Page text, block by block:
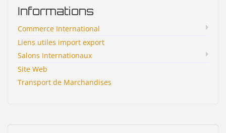
Informations
Commerce International
Liens utiles import export
Salons Internationaux
Site Web
Transport de Marchandises